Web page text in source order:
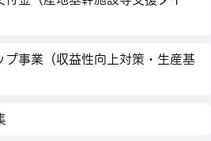
プ事業（収益性向上対策・生産基